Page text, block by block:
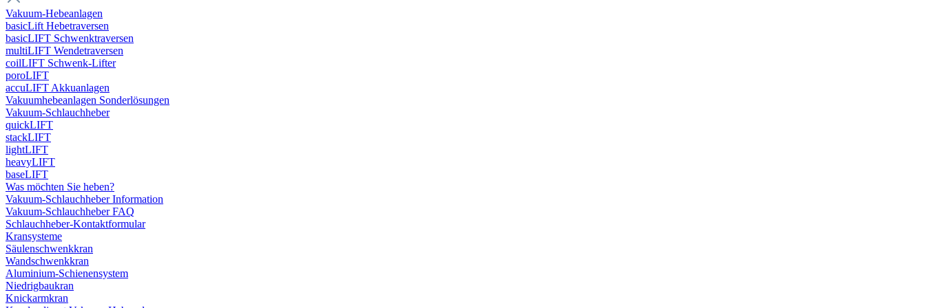
Vakuum-Hebeanlagen
basicLift Hebetraversen
basicLIFT Schwenktraversen
multiLIFT Wendetraversen
coilLIFT Schwenk-Lifter
poroLIFT
accuLIFT Akkuanlagen
Vakuumhebeanlagen Sonderlösungen
Vakuum-Schlauchheber
quickLIFT
stackLIFT
lightLIFT
heavyLIFT
baseLIFT
Was möchten Sie heben?
Vakuum-Schlauchheber Information
Vakuum-Schlauchheber FAQ
Schlauchheber-Kontaktformular
Kransysteme
Säulenschwenkkran
Wandschwenkkran
Aluminium-Schienensystem
Niedrigbaukran
Knickarmkran